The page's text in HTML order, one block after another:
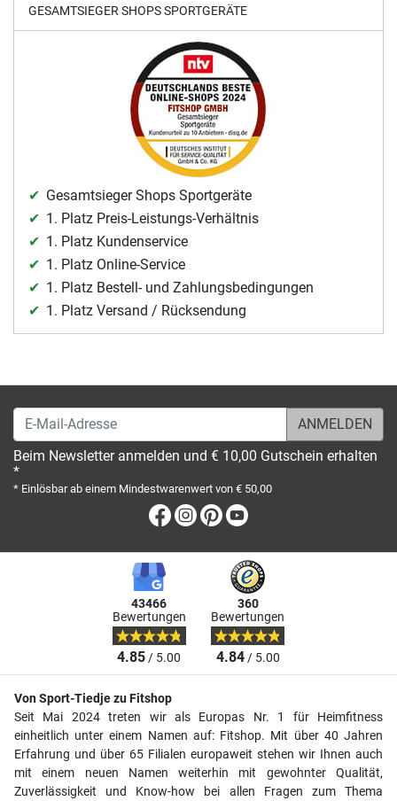
GESAMTSIEGER SHOPS SPORTGERÄTE
Gesamtsieger Shops Sportgeräte
1. Platz Preis-Leistungs-Verhältnis
1. Platz Kundenservice
1. Platz Online-Service
1. Platz Bestell- und Zahlungsbedingungen
1. Platz Versand / Rücksendung
E-Mail-Adresse
Beim Newsletter anmelden und € 10,00 Gutschein erhalten
*
* Einlösbar ab einem Mindestwarenwert von € 50,00
Facebook
Instagram
Pinterest
43466
Bewertungen
4.85/ 5.00
360
Bewertungen
4.84/ 5.00
Von Sport-Tiedje zu Fitshop
Seit Mai 2024 treten wir als Europas Nr. 1 für Heimfitness
einheitlich unter einem Namen auf: Fitshop. Mit über 40 Jahren
Erfahrung und über 65 Filialen europaweit stehen wir Ihnen auch
mit einem neuen Namen weiterhin mit gewohnter Qualität,
Zuverlässigkeit und Know-how bei allen Fragen zum Thema